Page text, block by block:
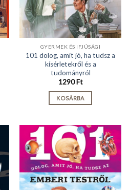
GYERMEK ÉS IFJÚSÁGI
101 dolog, amit jó, ha tudsz a
kísérletekről és a
tudományról
1290Ft
KOSÁRBA